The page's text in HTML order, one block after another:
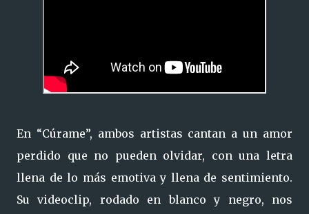
En “Cúrame”, ambos artistas cantan a un amor
perdido que no pueden olvidar, con una letra
llena de lo más emotiva y llena de sentimiento.
Su videoclip, rodado en blanco y negro, nos